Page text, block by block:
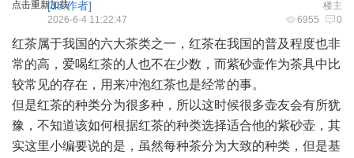
点击重新加载 楼主
[db:作者]
6955 0
2026-6-4 11:22:47
红茶属于我国的六大茶类之一，红茶在我国的普及程度也非
常的高，爱喝红茶的人也不在少数，而紫砂壶作为茶具中比
较常见的存在，用来冲泡红茶也是经常的事。
但是红茶的种类分为很多种，所以这时候很多壶友会有所犹
豫，不知道该如何根据红茶的种类选择适合他的紫砂壶，其
实这里小编要说的是，虽然每种茶分为大致的种类，但是基